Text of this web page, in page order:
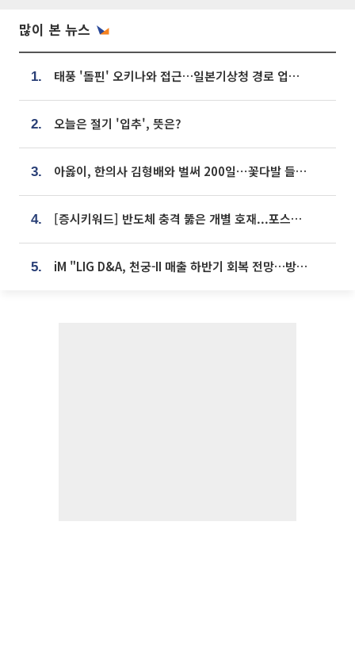
많이 본 뉴스
1. 태풍 '돌핀' 오키나와 접근…일본기상청 경로 업데이트
2. 오늘은 절기 '입추', 뜻은?
3. 아옳이, 한의사 김형배와 벌써 200일⋯꽃다발 들고 "프러포즈 아냐"
4. [증시키워드] 반도체 충격 뚫은 개별 호재...포스코퓨처엠·에코프로·한화솔루션 '눈길'
5. iM "LIG D&A, 천궁-II 매출 하반기 회복 전망…방산 톱픽 유지"